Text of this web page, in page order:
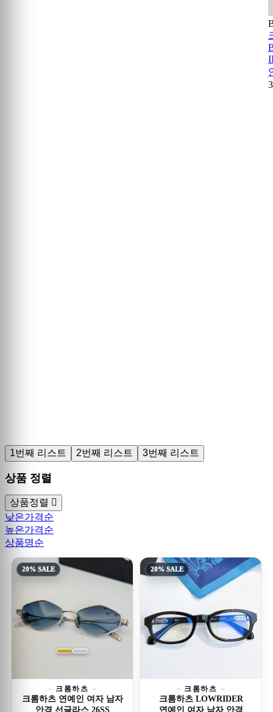
1번째 리스트 2번째 리스트 3번째 리스트
상품 정렬
상품정렬
낮은가격순
높은가격순
상품명순
20% SALE
크롬하츠
크롬하츠 연예인 여자 남자
안경 선글라스 26SS
20% SALE
크롬하츠
크롬하츠 LOWRIDER
연예인 여자 남자 안경